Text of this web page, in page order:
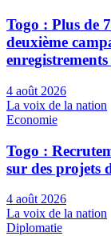
Togo : Plus de
deuxième
enregistrements
4 août 2026
La voix de la nation
Economie
Togo :
sur des projets
4 août 2026
La voix de la nation
Diplomatie